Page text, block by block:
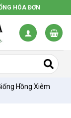
HÓA ĐƠN
Hồng Xiêm